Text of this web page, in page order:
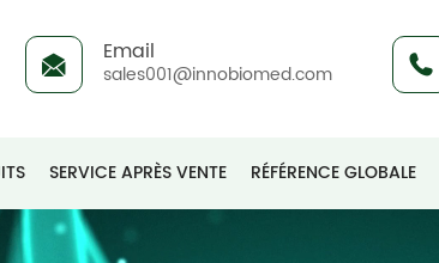
Email
sales001@innobiomed.com
SERVICE APRÈS VENTE RÉFÉRENCE GLOBALE